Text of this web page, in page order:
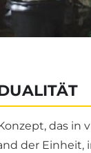
das in
der Einheit,